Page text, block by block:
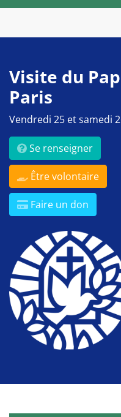
Visite du
Paris
Vendredi 25 et samedi
Se renseigner
Être volontaire
Faire un don